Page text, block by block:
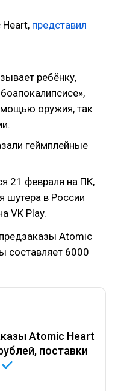
представил
ребёнку,
оружия, так
геймплейные
21 февраля на ПК,
шутера в России
VK Play.
Atomic
составляет 6000
Atomic Heart
поставки